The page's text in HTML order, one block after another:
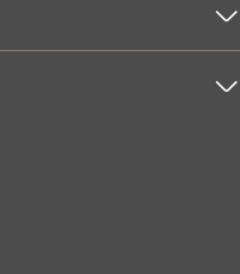
seta_baixo
seta_baixo